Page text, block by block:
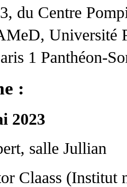
du Centre
Université
1 Panthéon-
:
2023
salle Jullian
Claass (Institut